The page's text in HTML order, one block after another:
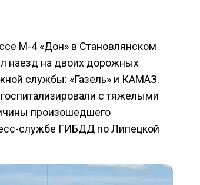
М-4 «Дон» в Становлянском
наезд на двоих дорожных
службы: «Газель» и КАМАЗ.
с тяжелыми
произошедшего
службе ГИБДД по Липецкой